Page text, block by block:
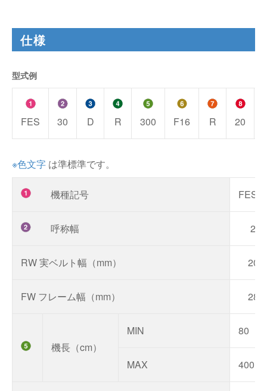
仕様
型式例
FES 30 D R 300 F16 R 20
※色文字 は準標準です。
機種記号 FES
呼称幅 20
RW 実ベルト幅（mm） 205
FW フレーム幅（mm） 280
機長（cm）
MIN 80
MAX 400